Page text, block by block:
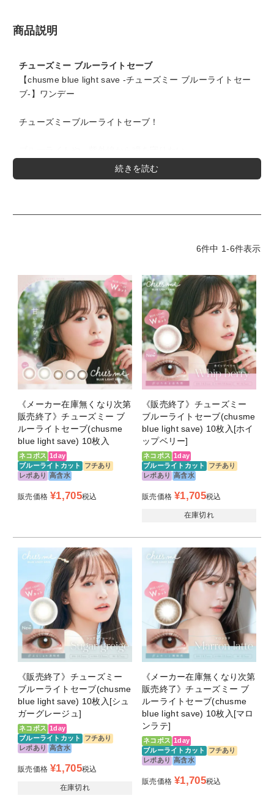
商品説明
チューズミー ブルーライトセーブ
【chusme blue light save -チューズミー ブルーライトセー
ブ-】ワンデー
チューズミーブルーライトセーブ！
だけどかわいさも、ゆずれない。これからは、かわいく “瞳
ケア” する新時代。学校や職場でバレにくいナチュラルなデ
ほろっと甘く、愛らしさあふれるとろけるホイップベリー♡
＜シュガーグレージュ -Sugar greige-＞
DIA14.2mm/着色直径13.5mm/BC8.7mm
#ぷるじゅわ透明感
溶け込む瞳に甘さをひとさじ最旬シュガーグレージュ
＜マロンラテ -Marron latte-＞
DIA14.2mm/着色直径13.5mm/BC8.7mm
さりげなく、可愛さを仕込む。
ほろあまマロンブラウン。
＜ミルキーチャイ -Milky chai-＞
DIA14.2mm/着色直径13.5mm/BC8.7mm
吸い込まれるような、透明感。
ふんわりミルキーベージュ。
DIA14.2mm/着色直径13.5mm/BC8.7mm
商品スペック
商品名 Chu’s me BLUELIGHTSAVE
販売名 ワンデーリフレア UV55
タイプ 1日使い捨て
枚数 1箱10枚入り
度数
±0.00
-0.75～-5.00(0.25step)
-5.50～-8.00(0.50step)
BC（ベースカ
ーブ）
6件中 1-6件表示
《メーカー在庫無くなり次第
販売終了》チューズミー ブ
ルーライトセーブ(chusme
blue light save) 10枚入
ネコポス 1day
ブルーライトカット
フチあり
レポあり 高含水
販売価格 ¥1,705税込
《販売終了》チューズミー
ブルーライトセーブ(chusme
blue light save) 10枚入[ホイ
ップベリー]
ネコポス 1day
ブルーライトカット
フチあり
レポあり 高含水
販売価格 ¥1,705税込
在庫切れ
《販売終了》チューズミー
ブルーライトセーブ(chusme
blue light save) 10枚入[シュ
ガーグレージュ]
ネコポス 1day
ブルーライトカット
フチあり
レポあり 高含水
販売価格 ¥1,705税込
在庫切れ
《メーカー在庫無くなり次第
販売終了》チューズミー ブ
ルーライトセーブ(chusme
blue light save) 10枚入[マロ
ンラテ]
ネコポス 1day
ブルーライトカット
フチあり
レポあり 高含水
販売価格 ¥1,705税込